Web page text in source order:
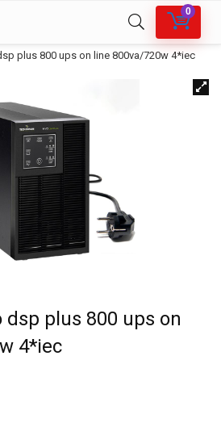
0
plus 800 ups on line 800va/720w 4*iec
dsp plus 800 ups on
4*iec